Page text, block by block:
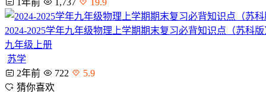
1年前
1,737 19.9
2024-2025学年九年级物理上学期期末复习必背知识点（苏科
九年级上册
苏学
2年前
722
5.9
猜你喜欢